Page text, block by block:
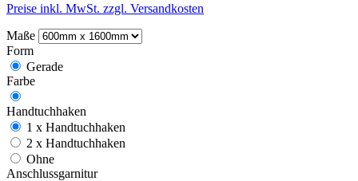
Preise inkl. MwSt. zzgl. Versandkosten
Maße
Form
Gerade
Farbe
Handtuchhaken
1 x Handtuchhaken
2 x Handtuchhaken
Ohne
Anschlussgarnitur